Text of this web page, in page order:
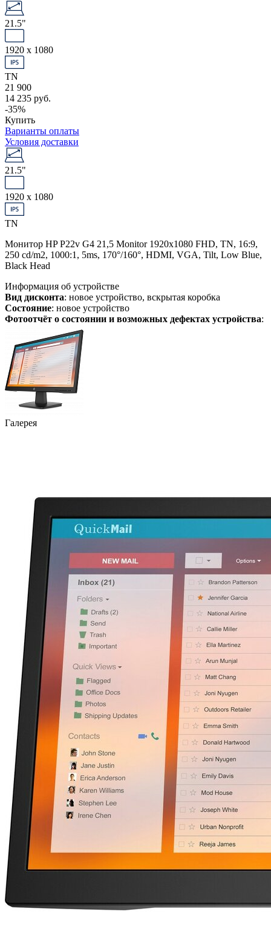
21.5"
1920 x 1080
TN
21 900
14 235 руб.
-35%
Купить
Варианты оплаты
Условия доставки
21.5"
1920 x 1080
TN
Монитор HP P22v G4 21,5 Monitor 1920x1080 FHD, TN, 16:9,
250 cd/m2, 1000:1, 5ms, 170°/160°, HDMI, VGA, Tilt, Low Blue,
Black Head
Информация об устройстве
Вид дисконта: новое устройство, вскрытая коробка
Состояние: новое устройство
Фотоотчёт о состоянии и возможных дефектах устройства:
Галерея